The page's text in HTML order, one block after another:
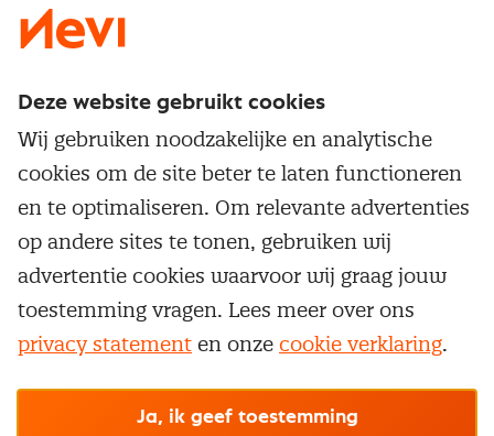
Service & contact
Over inkoop
Netwerk en communities
Aanmelden nieuwsbrief
Word lid van Nevi
Inkoop vacatures
Populaire thema's
Aanbesteden
Contractmanagement
Kostenmanagement
Onderhandelen
Supply management
Opleidingen en trainingen
Trainingen
Opleidingen
Maatwerk
Cookievoorkeuren beherenOnzealgemene
© Nevi.nl
Deze website gebruikt cookies
Wij gebruiken noodzakelijke en analytische
cookies om de site beter te laten functioneren
en te optimaliseren. Om relevante advertenties
op andere sites te tonen, gebruiken wij
advertentie cookies waarvoor wij graag jouw
toestemming vragen. Lees meer over ons
privacy statement en onze cookie verklaring.
Ja, ik geef toestemming